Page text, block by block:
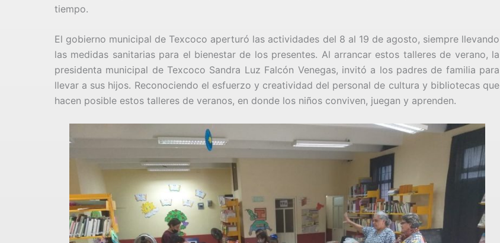
tiempo.
El gobierno municipal de Texcoco aperturó las actividades del 8 al 19 de agosto, siempre llevando
las medidas sanitarias para el bienestar de los presentes. Al arrancar estos talleres de verano, la
presidenta municipal de Texcoco Sandra Luz Falcón Venegas, invitó a los padres de familia para
llevar a sus hijos. Reconociendo el esfuerzo y creatividad del personal de cultura y bibliotecas que
hacen posible estos talleres de veranos, en donde los niños conviven, juegan y aprenden.